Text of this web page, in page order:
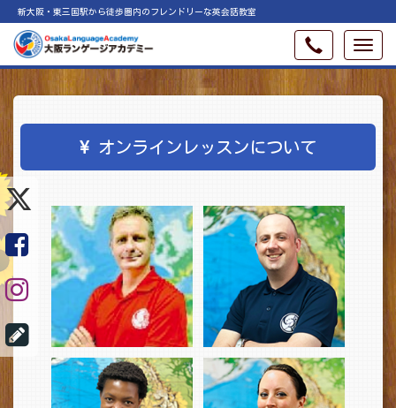
新大阪・東三国駅から徒歩圏内のフレンドリーな英会話教室
オンラインレッスンについて